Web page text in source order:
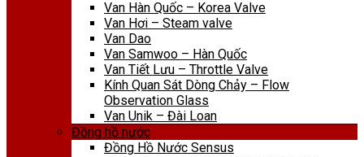
Van Hàn Quốc – Korea Valve
Van Hơi – Steam valve
Van Dao
Van Samwoo – Hàn Quốc
Van Tiết Lưu – Throttle Valve
Kính Quan Sát Dòng Chảy – Flow
Observation Glass
Van Unik – Đài Loan
Đồng hồ nước
Đồng Hồ Nước Sensus